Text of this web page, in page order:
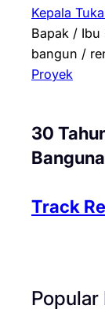
Kepala
Bapak / Ibu
bangun /
Proyek
30
Track
Popular